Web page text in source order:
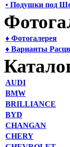
• Подушки под
♦ Фотогалерея
♦ Варианты
AUDI
BMW
BRILLIANCE
BYD
CHANGAN
CHERY